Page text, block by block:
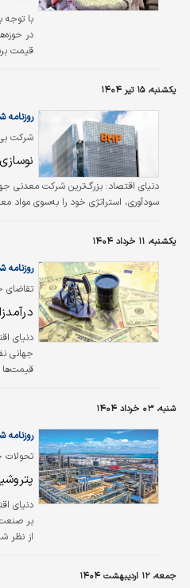
با توجه
در
قیمت
یکشنبه، ۱۵ تیر ۱۴۰۴
شرکت
توسعه
روزنامه
دنیای اقتصاد: بزرگ‌ترین شرکت معدنی
سودآوری، استراتژی خود را به‌‌‌سوی مواد
یکشنبه، ۱۱ خرداد ۱۴۰۴
۸۰۰‌هزار بشکه در روز افزایش می‌یابد
روزنامه
دنیای
جهانی
قیمت‌ها
افزایش
شنبه، ۰۳ خرداد ۱۴۰۴
گاز را
روزنامه
دنیای
بر صنعت
از نظر
جمعه، ۱۲ اردیبهشت ۱۴۰۴